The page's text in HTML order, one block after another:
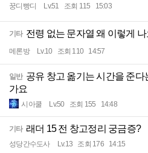
꿍디빵디 Lv.51 조회 115 15:03
기타 전령 없는 문자열 왜 이렇게
메론방 Lv.10 조회 110 14:57
일반 공유 창고 옮기는 시간을 준다
가요
시아쿨 Lv.50 조회 155 14:48
기타 래더 15 전 창고정리 궁금증?
성당간수도사 Lv.13 조회 176 14:15